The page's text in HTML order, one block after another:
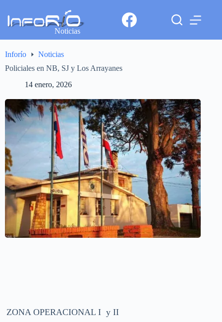
Noticias
Inforío
Noticias
Policiales en NB, SJ y Los Arrayanes
14 enero, 2026
ZONA OPERACIONAL I y II